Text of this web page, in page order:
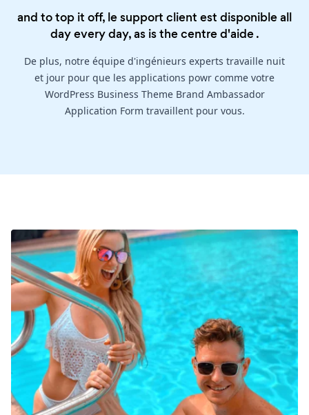
and to top it off, le support client est disponible all
day every day, as is thecentre d'aide.
De plus, notre équipe d'ingénieurs experts travaille nuit
et jour pour que les applications powr comme votre
WordPress Business Theme Brand Ambassador
Application Form travaillent pour vous.